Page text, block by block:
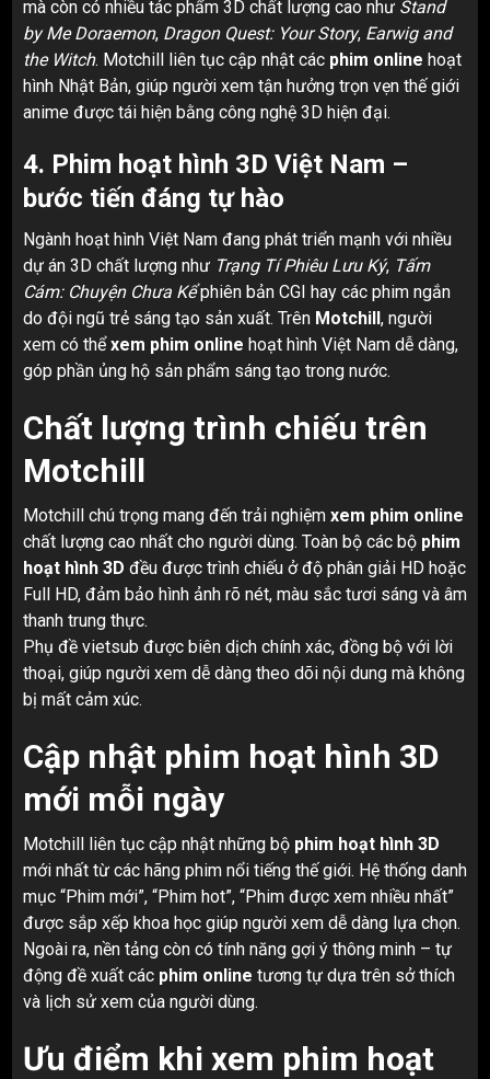
mà còn có nhiều tác phẩm 3D chất lượng cao như Stand
by Me Doraemon, Dragon Quest: Your Story, Earwig and
the Witch. Motchill liên tục cập nhật các phim online hoạt
hình Nhật Bản, giúp người xem tận hưởng trọn vẹn thế giới
anime được tái hiện bằng công nghệ 3D hiện đại.
4. Phim hoạt hình 3D Việt Nam –
bước tiến đáng tự hào
Ngành hoạt hình Việt Nam đang phát triển mạnh với nhiều
dự án 3D chất lượng như Trạng Tí Phiêu Lưu Ký, Tấm
Cám: Chuyện Chưa Kểphiên bản CGI hay các phim ngắn
do đội ngũ trẻ sáng tạo sản xuất. Trên Motchill, người
xem có thểxem phim online hoạt hình Việt Nam dễ dàng,
góp phần ủng hộ sản phẩm sáng tạo trong nước.
Chất lượng trình chiếu trên
Motchill
Motchill chú trọng mang đến trải nghiệm xem phim online
chất lượng cao nhất cho người dùng. Toàn bộ các bộ phim
hoạt hình 3D đều được trình chiếu ở độ phân giải HD hoặc
Full HD, đảm bảo hình ảnh rõ nét, màu sắc tươi sáng và âm
thanh trung thực.
Phụ đề vietsub được biên dịch chính xác, đồng bộ với lời
thoại, giúp người xem dễ dàng theo dõi nội dung mà không
bị mất cảm xúc.
Cập nhật phim hoạt hình 3D
mới mỗi ngày
Motchill liên tục cập nhật những bộ phim hoạt hình 3D
mới nhất từ các hãng phim nổi tiếng thế giới. Hệ thống danh
mục “Phim mới”, “Phim hot”, “Phim được xem nhiều nhất”
được sắp xếp khoa học giúp người xem dễ dàng lựa chọn.
Ngoài ra, nền tảng còn có tính năng gợi ý thông minh – tự
động đề xuất các phim online tương tự dựa trên sở thích
và lịch sử xem của người dùng.
Ưu điểm khi xem phim hoạt